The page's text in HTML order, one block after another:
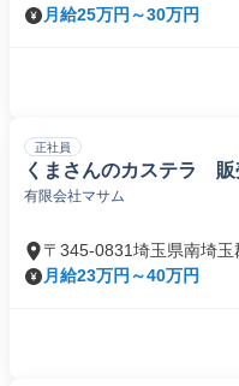
月給25万円～30万円
正社員
くまさんのカステラ 販
有限会社マサム
〒345-0831埼玉県南埼玉
月給23万円～40万円